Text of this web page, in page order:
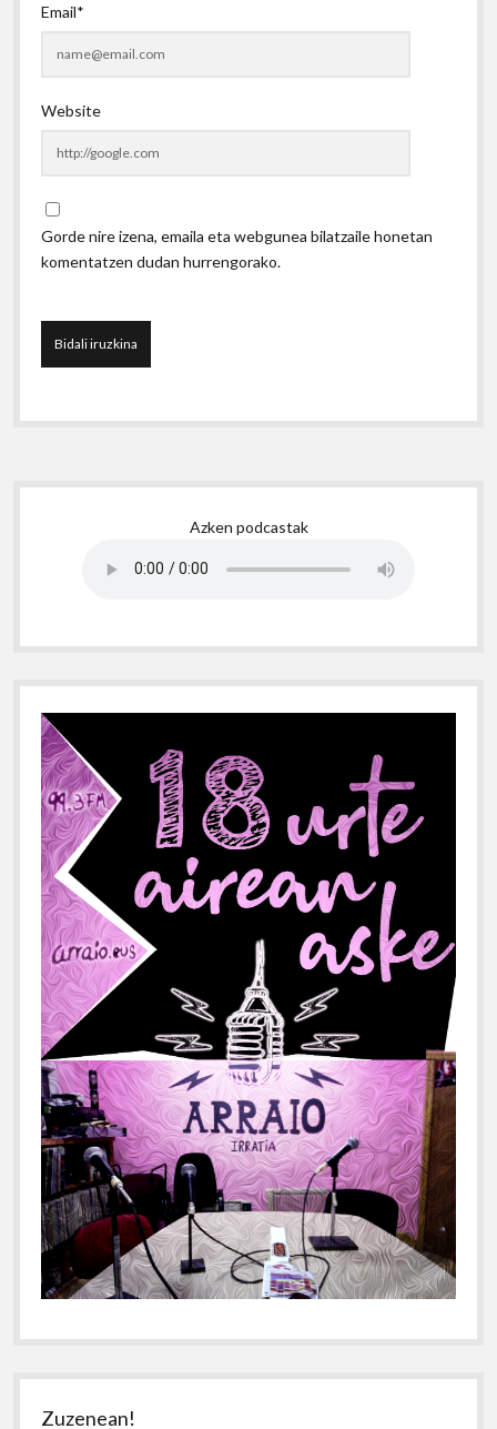
Email*
Website
Gorde nire izena, emaila eta webgunea bilatzaile honetan
komentatzen dudan hurrengorako.
Sidebar
Azken podcastak
Zuzenean!